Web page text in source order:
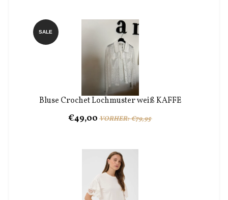
Bluse Crochet Lochmuster weiß KAFFE
SALE
€49,00 VORHER: €79,95